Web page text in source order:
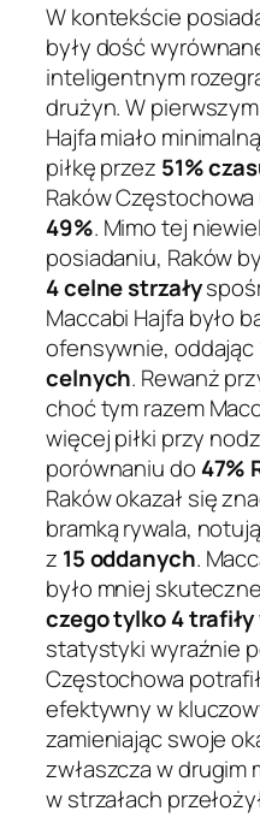
W kontekście
były dość
inteligentnym
drużyn. W
Hajfa miało
piłkę przez 51%
Raków
49%. Mimo tej
posiadaniu, Raków
4 celne strzały
Maccabi Hajfa było
ofensywnie, oddając
celnych. Rewanż
choć tym razem
więcej piłki przy
porównaniu do 47%
Raków okazał się
bramką rywala,
z 15 oddanych.
było mniej
czego tylko 4
statystyki wyraźnie
Częstochowa
efektywny w
zamieniając swoje
zwłaszcza w drugim
w strzałach